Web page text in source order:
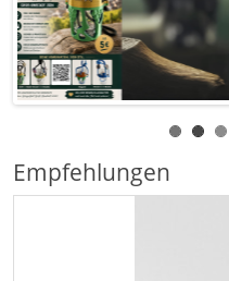
Empfehlungen